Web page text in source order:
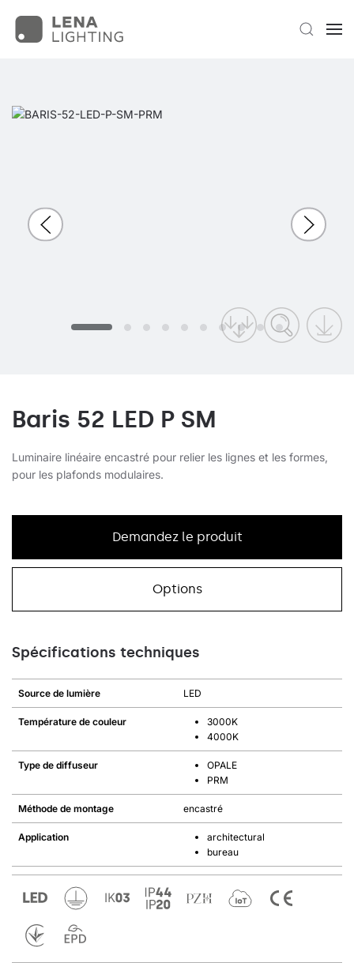
Baris 52 LED P SM
Luminaire linéaire encastré pour relier les lignes et les formes,
pour les plafonds modulaires.
Demandez le produit
Options
Spécifications techniques
Source de lumière LED
Température de couleur
3000K
4000K
Type de diffuseur
OPALE
PRM
Méthode de montage encastré
Application
architectural
bureau